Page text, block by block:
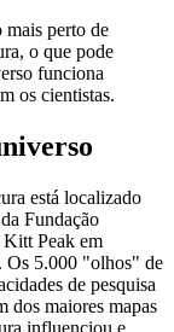
mais perto de
o que pode
funciona
os cientistas.
está localizado
Fundação
Peak em
Os 5.000 "olhos" de
de pesquisa
dos maiores mapas
influenciou e